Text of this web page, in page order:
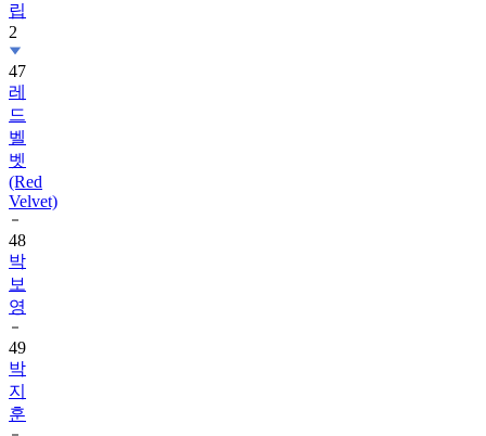
립
2
47
레
드
벨
벳
(Red
Velvet)
48
박
보
영
49
박
지
훈